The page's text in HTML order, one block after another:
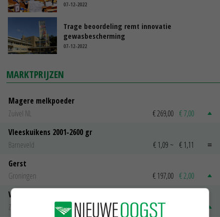
07-12-2022
Trage beoordeling remt innovatie
gewasbescherming
07-12-2022
MARKTPRIJZEN
Magere melkpoeder
Zuivel NL
€ 269,00 € 7,00
Vleeskuikens 2001-2600 gr
Barneveld
€ 1,09 ~ € 1,11
Gerst
Groningen
€ 197,00 € 2,00
Volle melkpoeder
Zuivel NL
€ 345,00